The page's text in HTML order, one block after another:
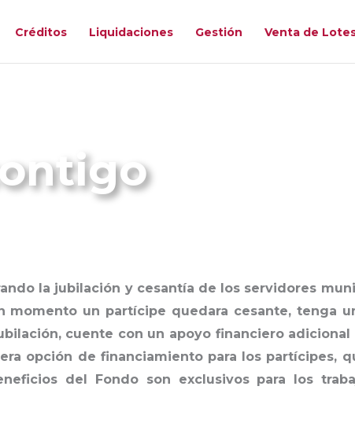
Créditos Liquidaciones Gestión Venta de
la jubilación y cesantía de los servidores
un partícipe quedara cesante, tenga
cuente con un apoyo financiero
opción de financiamiento para los partícipes,
del Fondo son exclusivos para los